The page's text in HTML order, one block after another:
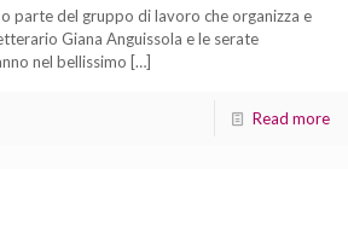
parte del gruppo di lavoro che organizza e
Giana Anguissola e le serate
nel bellissimo […]
Read more